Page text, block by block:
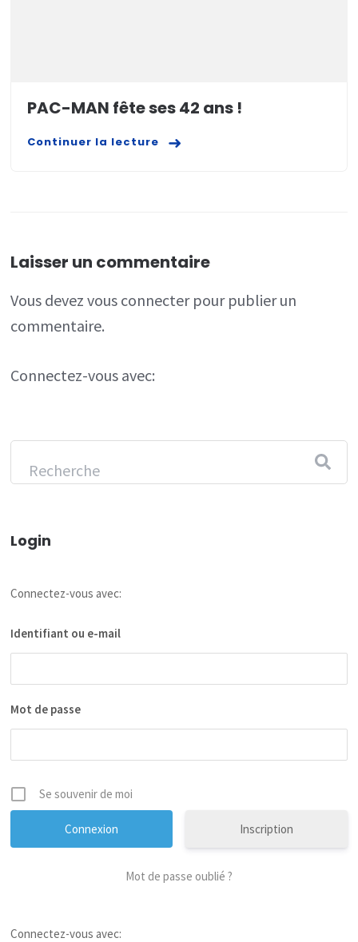
PAC-MAN fête ses 42 ans !
Continuer la lecture
Laisser un commentaire
Vous devezvous connecterpour publier un
commentaire.
Connectez-vous avec:
Login
Connectez-vous avec:
Identifiant ou e-mail
Mot de passe
Se souvenir de moi
Inscription
Mot de passe oublié ?
Connectez-vous avec: